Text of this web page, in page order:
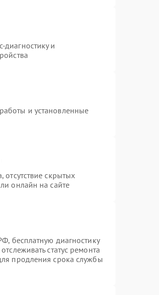
и
и установленные
скрытых
онлайн на сайте
бесплатную диагностику
статус ремонта
продления срока службы